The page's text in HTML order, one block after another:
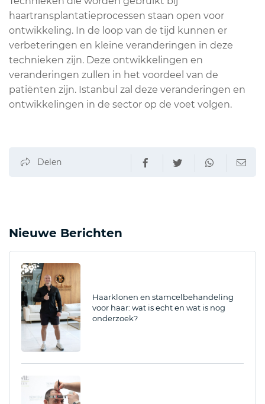
haartransplantatieprocessen staan open voor
ontwikkeling. In de loop van de tijd kunnen er
verbeteringen en kleine veranderingen in deze
technieken zijn. Deze ontwikkelingen en
veranderingen zullen in het voordeel van de
patiënten zijn. Istanbul zal deze veranderingen en
ontwikkelingen in de sector op de voet volgen.
Delen
Nieuwe Berichten
Haarklonen en stamcelbehandeling
voor haar: wat is echt en wat is nog
onderzoek?